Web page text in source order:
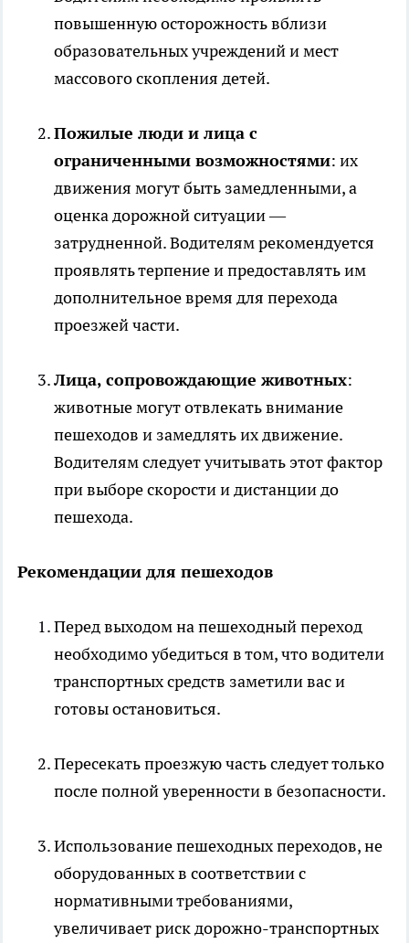
повышенную осторожность вблизи
образовательных учреждений и мест
массового скопления детей.
Пожилые люди и лица с
ограниченными возможностями: их
движения могут быть замедленными, а
оценка дорожной ситуации —
затрудненной. Водителям рекомендуется
проявлять терпение и предоставлять им
дополнительное время для перехода
проезжей части.
Лица, сопровождающие животных:
животные могут отвлекать внимание
пешеходов и замедлять их движение.
Водителям следует учитывать этот фактор
при выборе скорости и дистанции до
пешехода.
Рекомендации для пешеходов
Перед выходом на пешеходный переход
необходимо убедиться в том, что водители
транспортных средств заметили вас и
готовы остановиться.
Пересекать проезжую часть следует только
после полной уверенности в безопасности.
Использование пешеходных переходов, не
оборудованных в соответствии с
нормативными требованиями,
увеличивает риск дорожно-транспортных